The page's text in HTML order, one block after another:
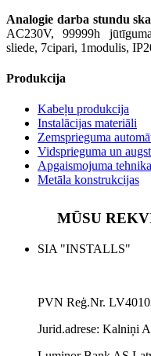
Analogie darba stundu
AC230V, 99999h
sliede, 7cipari, 1modulis,
Produkcija
Kabeļu produkcija
Instalācijas materiāli
Zemsprieguma
Vidsprieguma un
Apgaismojuma tehnika
Metāla konstrukcijas
MŪSU
SIA "INSTALLS"
PVN Reģ.Nr.
Jurid.adrese: Kalniņi